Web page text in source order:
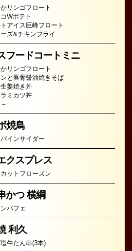
リンゴフロート
Wポテト
アイス巨峰フロート
ズ&チキンフライ
フードコートミニ
リンゴフロート
と豚骨醤油焼きそば
姜焼き丼
ミカツ丼
焼鳥
インサイダー
クスプレス
ットフローズン
かつ 横綱
パフェ
利久
牛たん串(3本)